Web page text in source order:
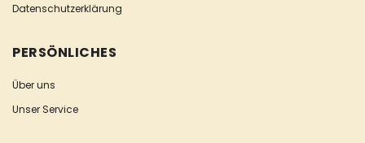
Datenschutzerklärung
PERSÖNLICHES
Über uns
Unser Service